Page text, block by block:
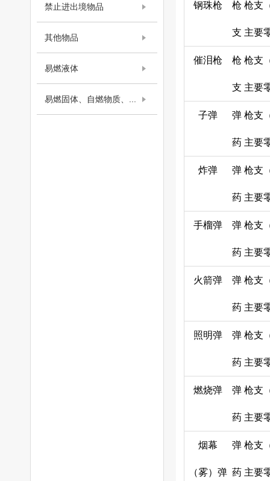
禁止进出境物品
其他物品
易燃液体
易燃固体、自燃物质、...
钢珠枪 枪
支
枪支
主要
催泪枪 枪
支
枪支
主要
子弹 弹
药
枪支
主要
炸弹 弹
药
枪支
主要
手榴弹 弹
药
枪支
主要
火箭弹 弹
药
枪支
主要
照明弹 弹
药
枪支
主要
燃烧弹 弹
药
枪支
主要
烟幕
（雾）弹
弹
药
枪支
主要